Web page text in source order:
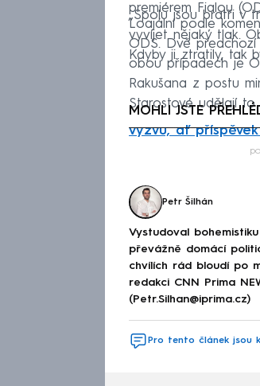
premiérem Fialou
„Spolu jsou bratři v
vyvíjet nějaký tlak.
Kdyby ji ztratily, tak
Loajální podle
ODS. Dvě
obou případech je
Rakušana z postu
Starostové udělají to
MOHLI JSTE
vyzvu, ať
Petr Šilhán
Vystudoval
převážně domácí
chvílích rád bloudí po
redakci CNN Prima
(Petr.Silhan@iprima.cz)
Pro tento článek jsou